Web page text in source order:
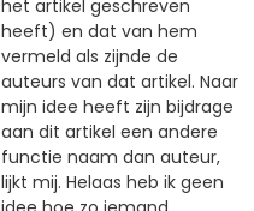
het artikel geschreven
heeft) en dat van hem
vermeld als zijnde de
auteurs van dat artikel. Naar
mijn idee heeft zijn bijdrage
aan dit artikel een andere
functie naam dan auteur,
lijkt mij. Helaas heb ik geen